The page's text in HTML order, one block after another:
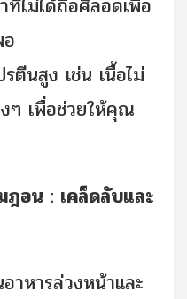
ตีนสูง เช่น เนื้อไม่
ๆ เพื่อช่วยให้คุณ
ฎอน : เคล็ดลับและ
าหารล่วงหน้าและ